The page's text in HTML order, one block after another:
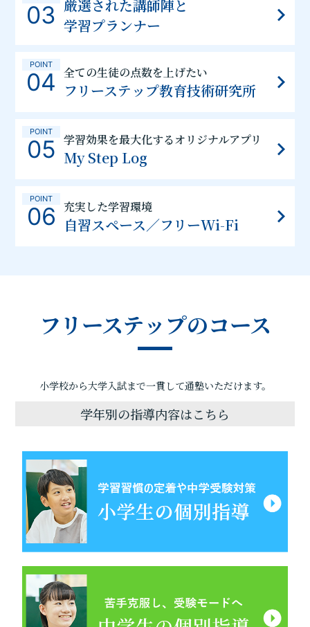
03 厳選された講師陣と
学習プランナー
POINT
04 全ての生徒の点数を上げたい
フリーステップ教育技術研究所
POINT
05 学習効果を最大化するオリジナルアプリ
My Step Log
POINT
06 充実した学習環境
自習スペース／フリーWi-Fi
フリーステップのコース
小学校から大学入試まで一貫して通塾いただけます。
学年別の指導内容はこちら